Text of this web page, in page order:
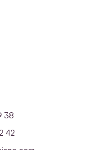
38
42